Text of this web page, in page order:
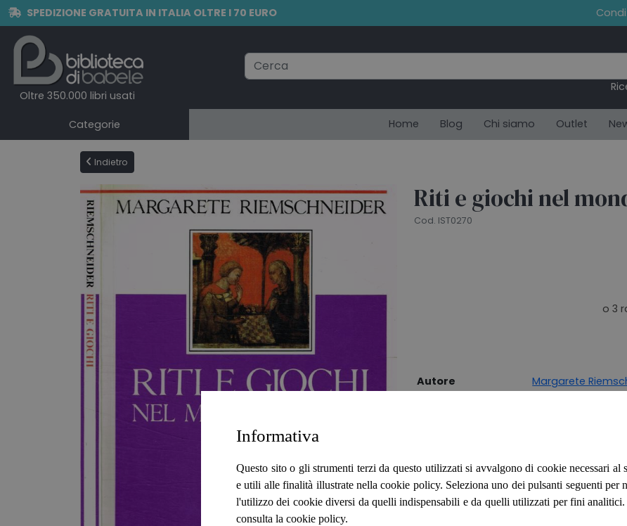
SPEDIZIONE GRATUITA IN ITALIA OLTRE I 70 EURO
Oltre 350.000 libri usati
Categorie Home Blog Chi siamo Outlet
Indietro
Riti e giochi nel
Cod. IST0270
Autore
Margarete
Luogo edizione
FIRENZE
Anno
Informativa
Questo sito o gli strumenti terzi da questo utilizzati si avvalgono di cookie necessari al
e utili alle finalità illustrate nella cookie policy. Seleziona uno dei pulsanti seguenti per
l'utilizzo dei cookie diversi da quelli indispensabili e da quelli utilizzati per fini analitici.
consulta la cookie policy.